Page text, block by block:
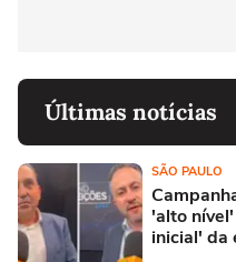
Últimas notícias
SÃO PAULO
'alto
inicial' da